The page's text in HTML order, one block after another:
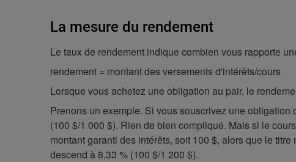
La mesure du rendement
Le taux de rendement indique combien vous rapporte
rendement = montant des versements d'intérêts/cours
Lorsque vous achetez une obligation au pair, le
Prenons un exemple. Si vous souscrivez une
(100 $/1 000 $). Rien de bien compliqué. Mais si le
montant garanti des intérêts, soit 100 $, alors que le
descend à 8,33 % (100 $/1 200 $).